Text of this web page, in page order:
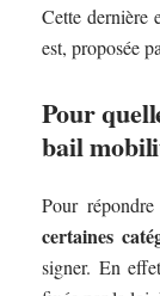
Cette dernière
est, proposée
Pour
bail
Pour
certaines
signer. En